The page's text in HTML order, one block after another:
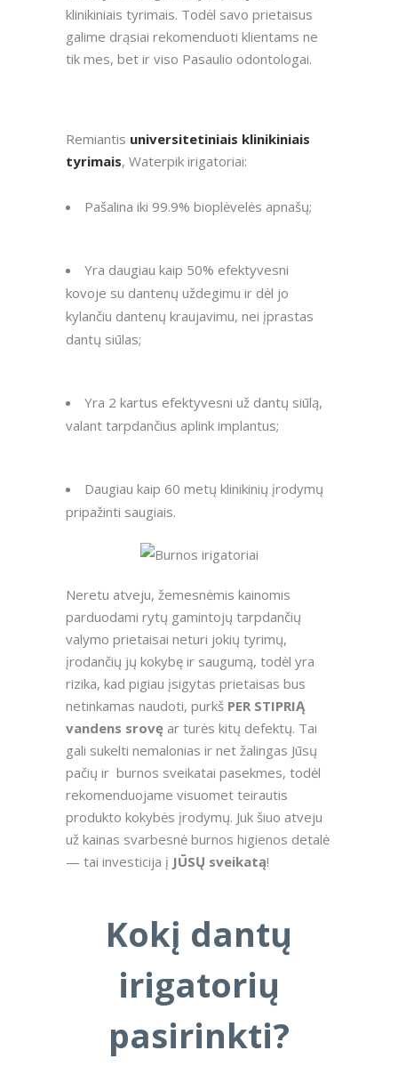
klinikiniais tyrimais. Todėl savo prietaisus
galime drąsiai rekomenduoti klientams ne
tik mes, bet ir viso Pasaulio odontologai.
Remiantis universitetiniais klinikiniais
tyrimais, Waterpik irigatoriai:
Pašalina iki 99.9% bioplėvelės apnašų;
Yra daugiau kaip 50% efektyvesni
kovoje su dantenų uždegimu ir dėl jo
kylančiu dantenų kraujavimu, nei įprastas
dantų siūlas;
Yra 2 kartus efektyvesni už dantų siūlą,
valant tarpdančius aplink implantus;
Daugiau kaip 60 metų klinikinių įrodymų
pripažinti saugiais.
Neretu atveju, žemesnėmis kainomis
parduodami rytų gamintojų tarpdančių
valymo prietaisai neturi jokių tyrimų,
įrodančių jų kokybę ir saugumą, todėl yra
rizika, kad pigiau įsigytas prietaisas bus
netinkamas naudoti, purkš PER STIPRIĄ
vandens srovę ar turės kitų defektų. Tai
gali sukelti nemalonias ir net žalingas Jūsų
pačių ir burnos sveikatai pasekmes, todėl
rekomenduojame visuomet teirautis
produkto kokybės įrodymų. Juk šiuo atveju
už kainas svarbesnė burnos higienos detalė
— tai investicija į JŪSŲ sveikatą!
Kokį dantų
irigatorių
pasirinkti?